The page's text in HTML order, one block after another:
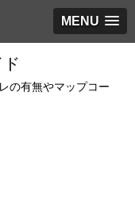
MENU
の有無やマップコー